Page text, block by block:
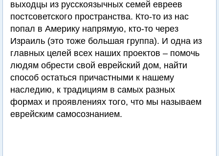
выходцы из русскоязычных семей евреев
постсоветского пространства. Кто-то из нас
попал в Америку напрямую, кто-то через
Израиль (это тоже большая группа). И одна из
главных целей всех наших проектов – помочь
людям обрести свой еврейский дом, найти
способ остаться причастными к нашему
наследию, к традициям в самых разных
формах и проявлениях того, что мы называем
еврейским самосознанием.